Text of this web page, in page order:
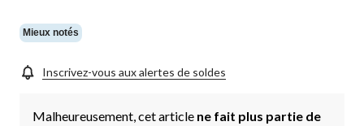
Mieux notés
Inscrivez-vous aux alertes de soldes
Malheureusement, cet article ne fait plus partie de